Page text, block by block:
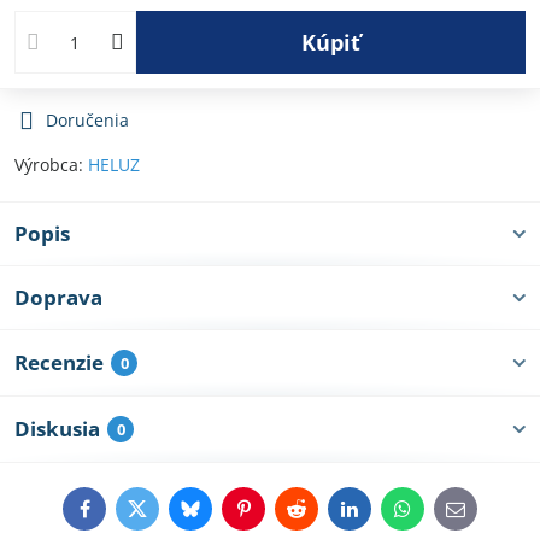
Kúpiť
Doručenia
Výrobca: HELUZ
Popis
Doprava
Recenzie 0
Diskusia 0
FacebookTwitterBlueskyPinterestRedditLinkedInWhatsApp
E-
mail